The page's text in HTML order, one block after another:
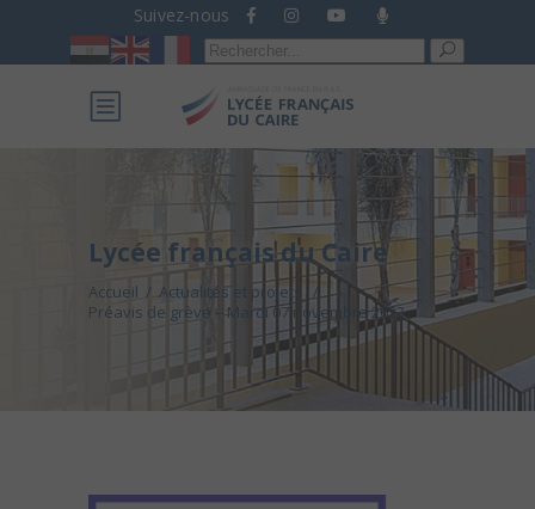
Suivez-nous
Recherche
pour :
Lycée français du Caire
Accueil / Actualités et projets
/
Préavis de grève – Mardi 07 novembre 2023